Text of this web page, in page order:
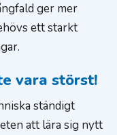
ger mer
ett starkt
vara störst!
ständigt
att lära sig nytt